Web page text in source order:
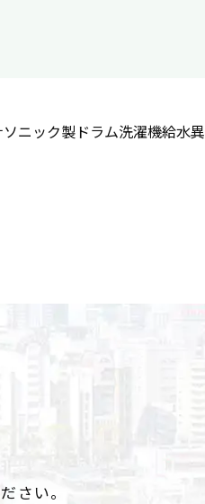
ニック製ドラム洗濯機給水
さい。